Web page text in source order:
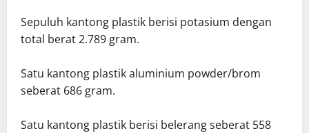
Sepuluh kantong plastik berisi potasium dengan
total berat 2.789 gram.
Satu kantong plastik aluminium powder/brom
seberat 686 gram.
Satu kantong plastik berisi belerang seberat 558